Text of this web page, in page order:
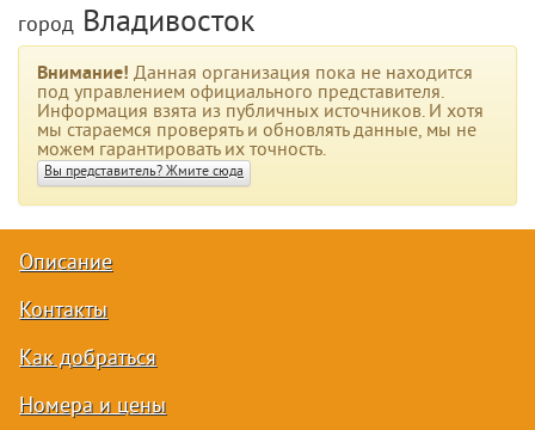
город Владивосток
Внимание! Данная организация пока не находится
под управлением официального представителя.
Информация взята из публичных источников. И хотя
мы стараемся проверять и обновлять данные, мы не
можем гарантировать их точность.
Вы представитель? Жмите сюда
Описание
Контакты
Как добраться
Номера и цены